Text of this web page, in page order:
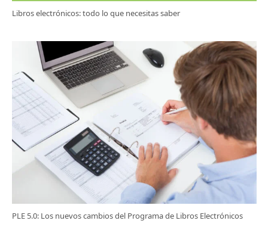
Libros electrónicos: todo lo que necesitas saber
PLE 5.0: Los nuevos cambios del Programa de Libros Electrónicos